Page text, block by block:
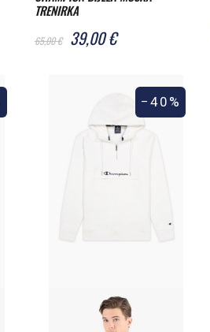
TRENIRKA
65,00 € 39,00 €
−40%